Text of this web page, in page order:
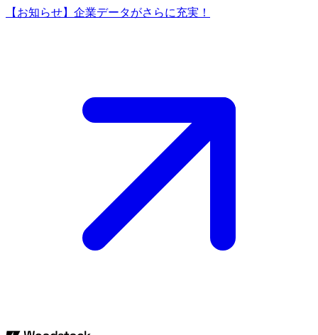
【お知らせ】企業データがさらに充実！